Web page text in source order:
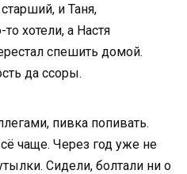
и Таня,
хотели, а Настя
спешить домой.
да ссоры.
пивка попивать.
чаще. Через год уже не
Сидели, болтали ни о